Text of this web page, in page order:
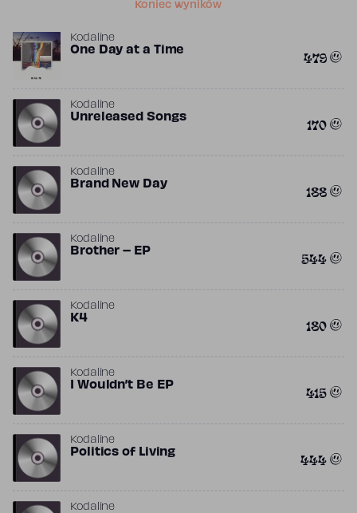
Koniec wyników
Kodaline
One Day at a Time 479
Kodaline
Unreleased Songs 170
Kodaline
Brand New Day 188
Kodaline
Brother – EP 544
Kodaline
K4 180
Kodaline
I Wouldn’t Be EP 415
Kodaline
Politics of Living 444
Kodaline